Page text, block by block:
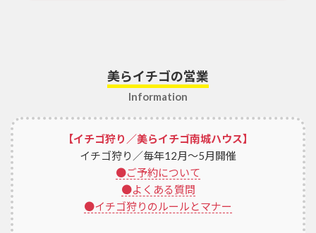
美らイチゴの営業
Information
【イチゴ狩り／美らイチゴ南城ハウス】
イチゴ狩り／毎年12月～5月開催
●ご予約について
●よくある質問
●イチゴ狩りのルールとマナー